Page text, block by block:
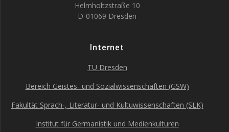
Helmholtzstraße 10
D-01069 Dresden
Internet
TU Dresden
Bereich Geistes- und Sozialwissenschaften (GSW)
Fakultät Sprach-, Literatur- und Kultuwissenschaften (SLK)
Institut für Germanistik und Medienkulturen